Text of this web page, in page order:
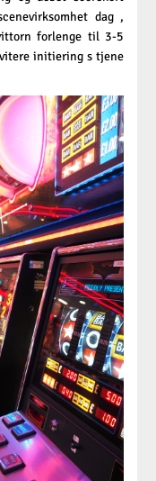
dag ,
forlenge til 3-5
initiering s tjene